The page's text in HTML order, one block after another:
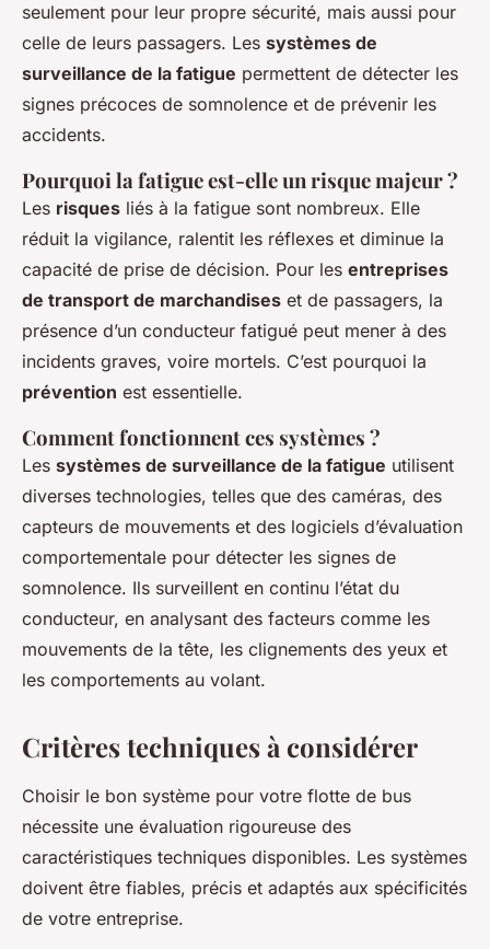
seulement pour leur propre sécurité, mais aussi pour
celle de leurs passagers. Les systèmes de
surveillance de la fatigue permettent de détecter les
signes précoces de somnolence et de prévenir les
accidents.
Pourquoi la fatigue est-elle un risque majeur ?
Les risques liés à la fatigue sont nombreux. Elle
réduit la vigilance, ralentit les réflexes et diminue la
capacité de prise de décision. Pour les entreprises
de transport de marchandises et de passagers, la
présence d’un conducteur fatigué peut mener à des
incidents graves, voire mortels. C’est pourquoi la
prévention est essentielle.
Comment fonctionnent ces systèmes ?
Les systèmes de surveillance de la fatigue utilisent
diverses technologies, telles que des caméras, des
capteurs de mouvements et des logiciels d’évaluation
comportementale pour détecter les signes de
somnolence. Ils surveillent en continu l’état du
conducteur, en analysant des facteurs comme les
mouvements de la tête, les clignements des yeux et
les comportements au volant.
Critères techniques à considérer
Choisir le bon système pour votre flotte de bus
nécessite une évaluation rigoureuse des
caractéristiques techniques disponibles. Les systèmes
doivent être fiables, précis et adaptés aux spécificités
de votre entreprise.